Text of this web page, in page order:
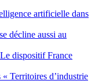
artificielle dans
décline aussi au
dispositif France
Territoires d’industrie